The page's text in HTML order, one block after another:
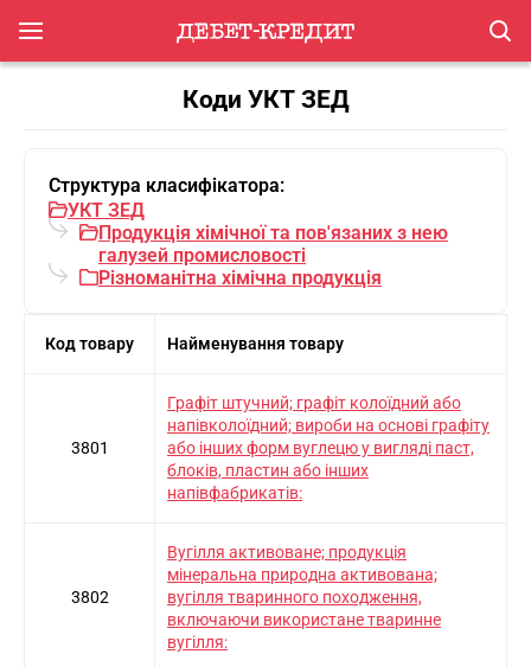
Коди УКТ ЗЕД
Структура класифікатора:
УКТ ЗЕД
Продукцiя хiмiчної та пов'язаних з нею
галузей промисловостi
Рiзноманiтна хiмiчна продукцiя
Код товару Найменування товару
3801
Графіт штучний; графіт колоїдний або
напівколоїдний; вироби на основі графіту
або інших форм вуглецю у вигляді паст,
блоків, пластин або інших
напівфабрикатів:
3802
Вугілля активоване; продукція
мінеральна природна активована;
вугілля тваринного походження,
включаючи використане тваринне
вугілля: